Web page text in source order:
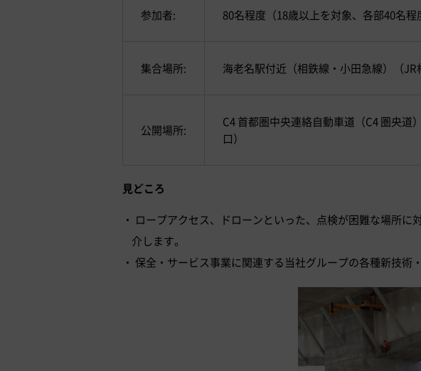
参加者: 80名程度（18歳以上を対象、各部40名程
集合場所: 海老名駅付近（相鉄線・小田急線）（JR
公開場所:
C4 首都圏中央連絡自動車道（C4 圏央
口）
見どころ
ロープアクセス、ドローンといった、点検が困難な場所に
介します。
保全・サービス事業に関連する当社グループの各種新技術